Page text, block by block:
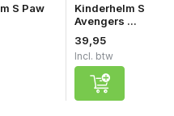
S Paw
Kinderhelm S
Avengers ...
39,95
Incl. btw